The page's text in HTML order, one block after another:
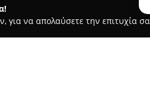
για να απολαύσετε την επιτυχία